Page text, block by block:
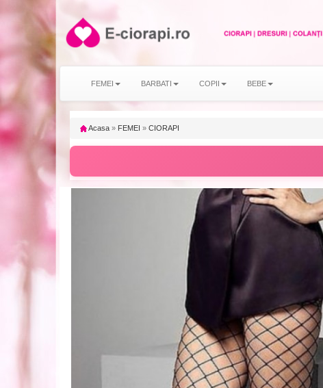
FEMEI BARBATI COPII BEBE
Acasa » FEMEI » CIORAPI